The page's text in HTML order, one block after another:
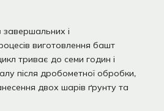
і
виготовлення башт
триває до семи годин і
після дробометної обробки,
двох шарів ґрунту та